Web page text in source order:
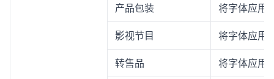
产品包装 将字体应用
影视节目 将字体应用
转售品 将字体应用